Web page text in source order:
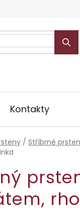
Kontakty
/ Stříbrné